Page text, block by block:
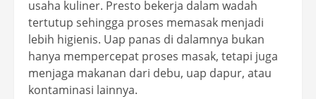
usaha kuliner. Presto bekerja dalam wadah
tertutup sehingga proses memasak menjadi
lebih higienis. Uap panas di dalamnya bukan
hanya mempercepat proses masak, tetapi juga
menjaga makanan dari debu, uap dapur, atau
kontaminasi lainnya.